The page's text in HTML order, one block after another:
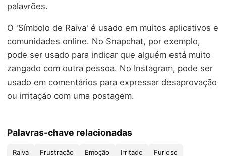
palavrões.
O 'Símbolo de Raiva' é usado em muitos aplicativos e
comunidades online. No Snapchat, por exemplo,
pode ser usado para indicar que alguém está muito
zangado com outra pessoa. No Instagram, pode ser
usado em comentários para expressar desaprovação
ou irritação com uma postagem.
Palavras-chave relacionadas
Raiva Frustração Emoção Irritado Furioso